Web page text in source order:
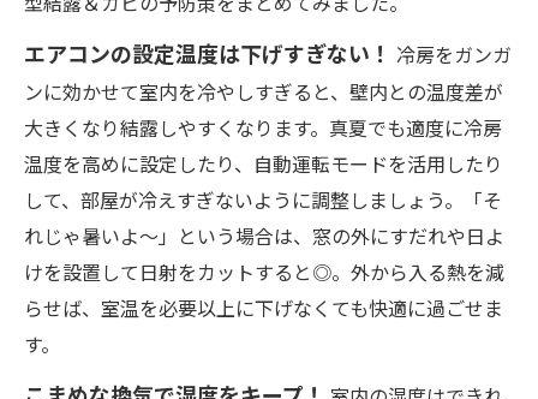
エアコンの設定温度は下げすぎない！ 冷房をガンガ
ンに効かせて室内を冷やしすぎると、壁内との温度差が
大きくなり結露しやすくなります。真夏でも適度に冷房
温度を高めに設定したり、自動運転モードを活用したり
して、部屋が冷えすぎないように調整しましょう。「そ
れじゃ暑いよ～」という場合は、窓の外にすだれや日よ
けを設置して日射をカットすると◎。外から入る熱を減
らせば、室温を必要以上に下げなくても快適に過ごせま
す。